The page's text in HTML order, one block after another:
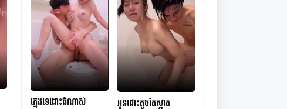
ក្មេងទេដោះធំណាស់ អូនដោះតូចតែស្អាត